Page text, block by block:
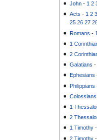
John - 1 2
Acts - 1 2
25 26 27
Romans -
1
2
Galatians
Ephesians
Philippians
Colossians
1
2
1 Timothy
2 Timothy